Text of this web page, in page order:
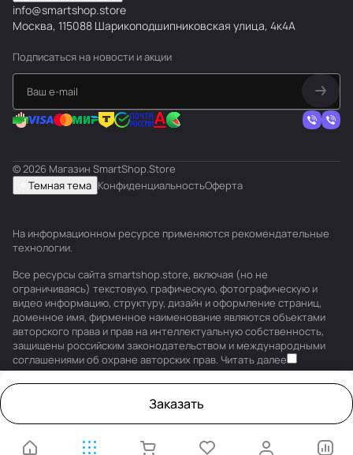
Заказать
info@smartshop.store
Москва, 115088 Шарикоподшипниковская улица, 4к4А
Подписаться на новости и акции
© 2026 Магазин SmartShop.Store
Темная тема КонфиденциальностьОферта
На информационном ресурсе применяются рекомендательные
технологии.
Все ресурсы сайта smartshop.store, включая (но не
ограничиваясь) текстовую, графическую, фотографическую и
видео информацию, структуру, дизайн и оформление страниц,
доменное имя, фирменное наименование являются объектами
авторского права и прав на интеллектуальную собственность,
защищены российским законодательством и международными
соглашениями об охране авторских прав. Читать далее